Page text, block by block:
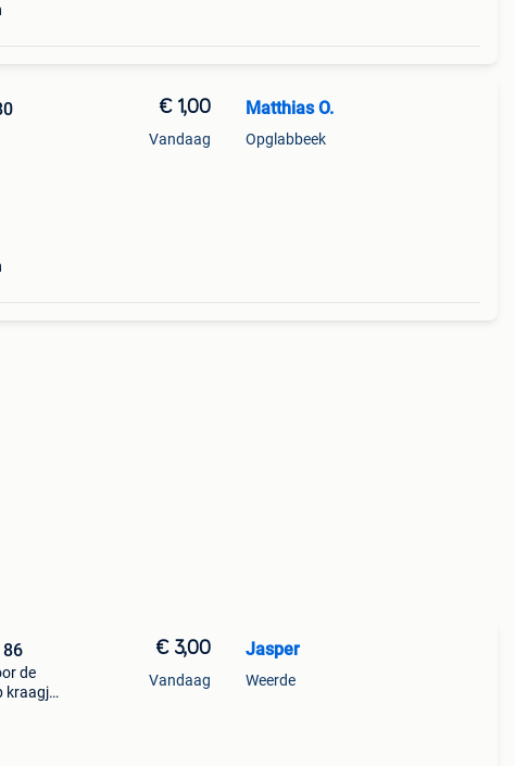
€ 1,00
Vandaag
Matthias O.
Opglabbeek
86
de
kraagje,
€ 3,00
Vandaag
Jasper
Weerde